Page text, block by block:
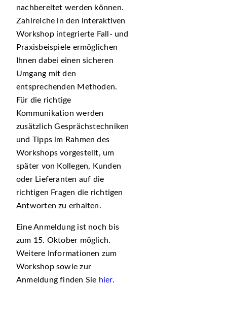
nachbereitet werden können.
Zahlreiche in den interaktiven
Workshop integrierte Fall- und
Praxisbeispiele ermöglichen
Ihnen dabei einen sicheren
Umgang mit den
entsprechenden Methoden.
Für die richtige
Kommunikation werden
zusätzlich Gesprächstechniken
und Tipps im Rahmen des
Workshops vorgestellt, um
später von Kollegen, Kunden
oder Lieferanten auf die
richtigen Fragen die richtigen
Antworten zu erhalten.
Eine Anmeldung ist noch bis
zum 15. Oktober möglich.
Weitere Informationen zum
Workshop sowie zur
Anmeldung finden Sie hier.